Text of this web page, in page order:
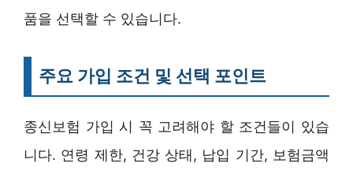
품을 선택할 수 있습니다.
주요 가입 조건 및 선택 포인트
종신보험 가입 시 꼭 고려해야 할 조건들이 있습
니다. 연령 제한, 건강 상태, 납입 기간, 보험금액